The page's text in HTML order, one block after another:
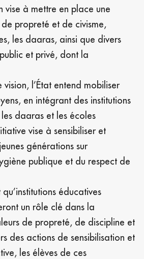
vise à mettre en place une
propreté et de civisme,
les daaras, ainsi que divers
et privé, dont la
l’État entend mobiliser
en intégrant des institutions
daaras et les écoles
vise à sensibiliser et
générations sur
publique et du respect de
éducatives
un rôle clé dans la
de propreté, de discipline et
des actions de sensibilisation et
les élèves de ces